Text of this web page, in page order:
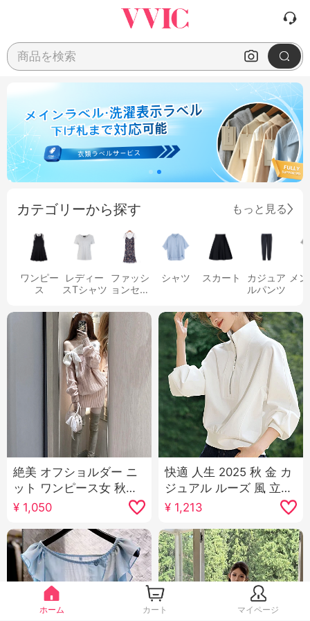
商品を検索
カテゴリーから探す もっと見る
ワンピー
ス
レディー
スTシャツ
ファッシ
ョンセッ
シャツ スカート
カジュア
ルパンツ
メ
絶美 オフショルダー ニ
ット ワンピース女 秋冬
着る かける 蝶ネクタイ
長袖 セーター 幅 ふっく
ら もちもち トップス
¥ 1,050
快適 人生 2025 秋 金 カ
ジュアル ルーズ 風 立ち
襟 郭 形 デザイン 感 長
¥ 1,213
ホーム カート マイページ